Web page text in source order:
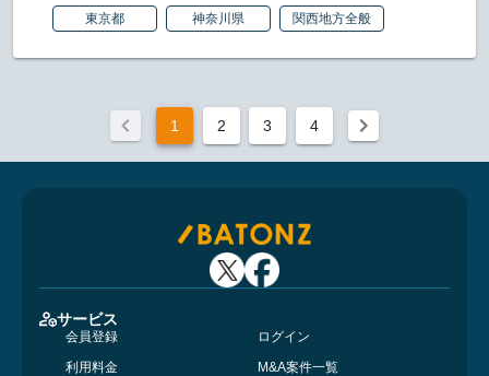
東京都
神奈川県 関西地方全般
1 2 3 4
サービス
会員登録
ログイン
利用料金
M&A案件一覧